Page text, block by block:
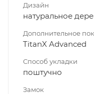
Дизайн
натуральное
Дополнительное
TitanX Advanced
Способ укладки
поштучно
Замок